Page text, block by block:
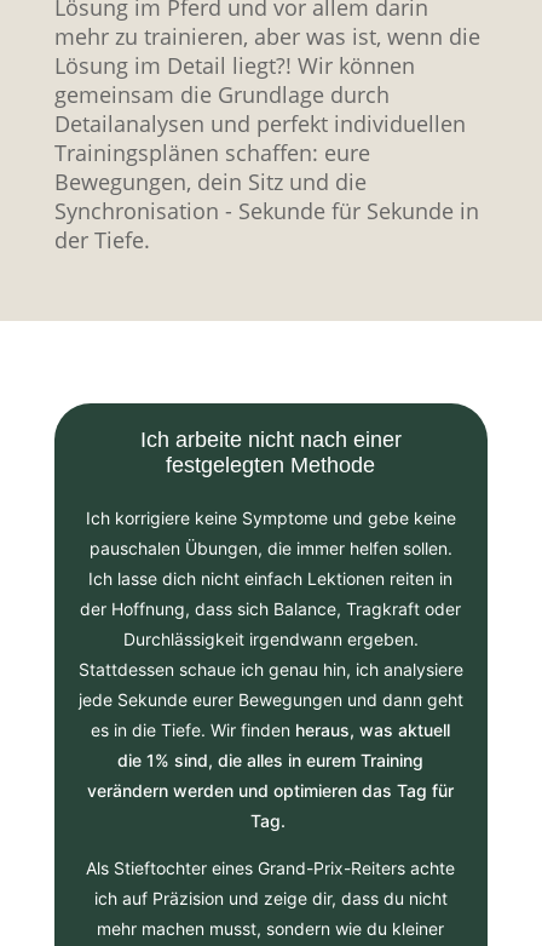
Lösung im Pferd und vor allem darin
mehr zu trainieren, aber was ist, wenn die
Lösung im Detail liegt?! Wir können
gemeinsam die Grundlage durch
Detailanalysen und perfekt individuellen
Trainingsplänen schaffen: eure
Bewegungen, dein Sitz und die
Synchronisation - Sekunde für Sekunde in
der Tiefe.
Ich arbeite nicht nach einer
festgelegten Methode
Ich korrigiere keine Symptome und gebe keine
pauschalen Übungen, die immer helfen sollen.
Ich lasse dich nicht einfach Lektionen reiten in
der Hoffnung, dass sich Balance, Tragkraft oder
Durchlässigkeit irgendwann ergeben.
Stattdessen schaue ich genau hin, ich analysiere
jede Sekunde eurer Bewegungen und dann geht
es in die Tiefe. Wir finden heraus, was aktuell
die 1% sind, die alles in eurem Training
verändern werden und optimieren das Tag für
Tag.
Als Stieftochter eines Grand-Prix-Reiters achte
ich auf Präzision und zeige dir, dass du nicht
mehr machen musst, sondern wie du kleiner